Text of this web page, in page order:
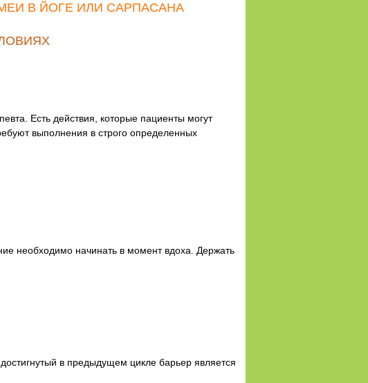
В ЙОГЕ ИЛИ САРПАСАНА
Есть действия, которые пациенты могут
выполнения в строго определенных
необходимо начинать в момент вдоха. Держать
в предыдущем цикле барьер является